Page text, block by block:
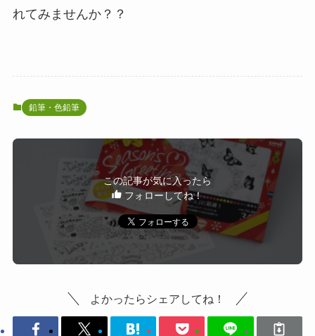
れてみませんか？？
鉛筆・色鉛筆
この記事が気に入ったら
フォローしてね！
よかったらシェアしてね！